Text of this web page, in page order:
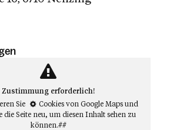
Zustimmung erforderlich!
Sie
Cookies von Google Mapsund
die Seite neu, um diesen Inhalt sehen zu
können.##